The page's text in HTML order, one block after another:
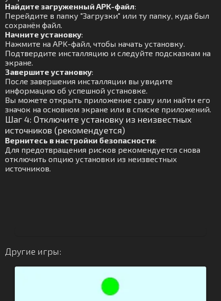
Найдите загруженный APK-файл:
Перейдите в папку "Загрузки" или ту папку, куда был
сохранён файл.
Начните установку:
Нажмите на APK-файл, чтобы начать установку.
Подтвердите инсталляцию и следуйте подсказкам на
экране.
Завершите установку:
После завершения инсталляции вы увидите
информацию об успешной установке.
Вы можете открыть приложение сразу или найти его
значок на основном экране или в списке приложений.
Шаг 4: Отключите установку из неизвестных
источников (рекомендуется)
Вернитесь в настройки безопасности:
Для предотвращения рисков рекомендуется снова
отключить опцию установки из неизвестных
источников.
Другие игры: